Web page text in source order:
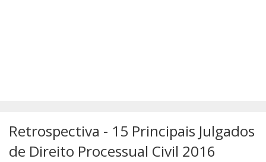
Retrospectiva - 15 Principais Julgados
de Direito Processual Civil 2016